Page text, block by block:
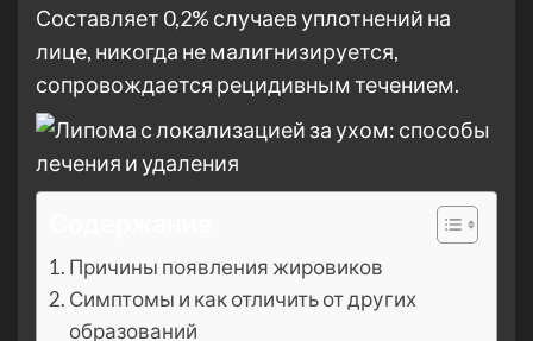
Составляет 0,2% случаев уплотнений на
лице, никогда не малигнизируется,
сопровождается рецидивным течением.
Причины появления жировиков
Симптомы и как отличить от других
образований